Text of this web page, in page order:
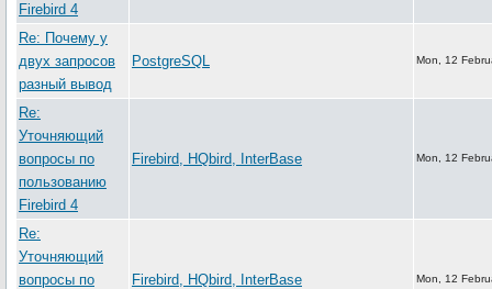
Firebird 4
Re: Почему у
двух запросов
разный вывод
PostgreSQL Mon, 12
Re:
Уточняющий
вопросы по
пользованию
Firebird 4
Firebird, HQbird, InterBase Mon, 12
Re:
Уточняющий
вопросы по
Firebird, HQbird, InterBase Mon, 12